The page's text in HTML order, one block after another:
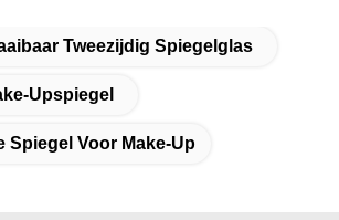
Tweezijdig Spiegelglas
Upspiegel
Spiegel Voor Make-Up